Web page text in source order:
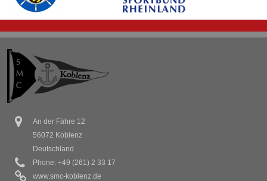
An der Fähre 12
56072 Koblenz
Deutschland
Phone: +49 (261) 2 33 17
www.smc-koblenz.de